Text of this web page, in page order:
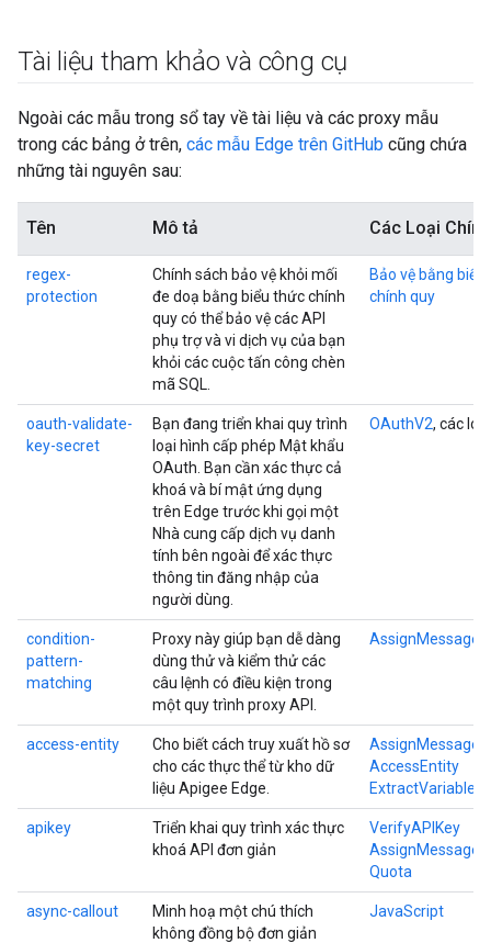
Tài liệu tham khảo và công cụ
Ngoài các mẫu trong sổ tay về tài liệu và các proxy mẫu
trong các bảng ở trên, các mẫu Edge trên GitHub cũng chứa
những tài nguyên sau:
Tên Mô tả Các Loại
regex-
protection
Chính sách bảo vệ khỏi mối
đe doạ bằng biểu thức chính
quy có thể bảo vệ các API
phụ trợ và vi dịch vụ của bạn
khỏi các cuộc tấn công chèn
mã SQL.
Bảo vệ bằng
chính quy
oauth-validate-
key-secret
Bạn đang triển khai quy trình
loại hình cấp phép Mật khẩu
OAuth. Bạn cần xác thực cả
khoá và bí mật ứng dụng
trên Edge trước khi gọi một
Nhà cung cấp dịch vụ danh
tính bên ngoài để xác thực
thông tin đăng nhập của
người dùng.
OAuthV2, các
condition-
pattern-
matching
Proxy này giúp bạn dễ dàng
dùng thử và kiểm thử các
câu lệnh có điều kiện trong
một quy trình proxy API.
AssignMessage
access-entity
Cho biết cách truy xuất hồ sơ
cho các thực thể từ kho dữ
liệu Apigee Edge.
AssignMessage
AccessEntity
ExtractVariables
apikey
Triển khai quy trình xác thực
khoá API đơn giản
VerifyAPIKey
AssignMessage
Quota
async-callout
Minh hoạ một chú thích
không đồng bộ đơn giản
JavaScript